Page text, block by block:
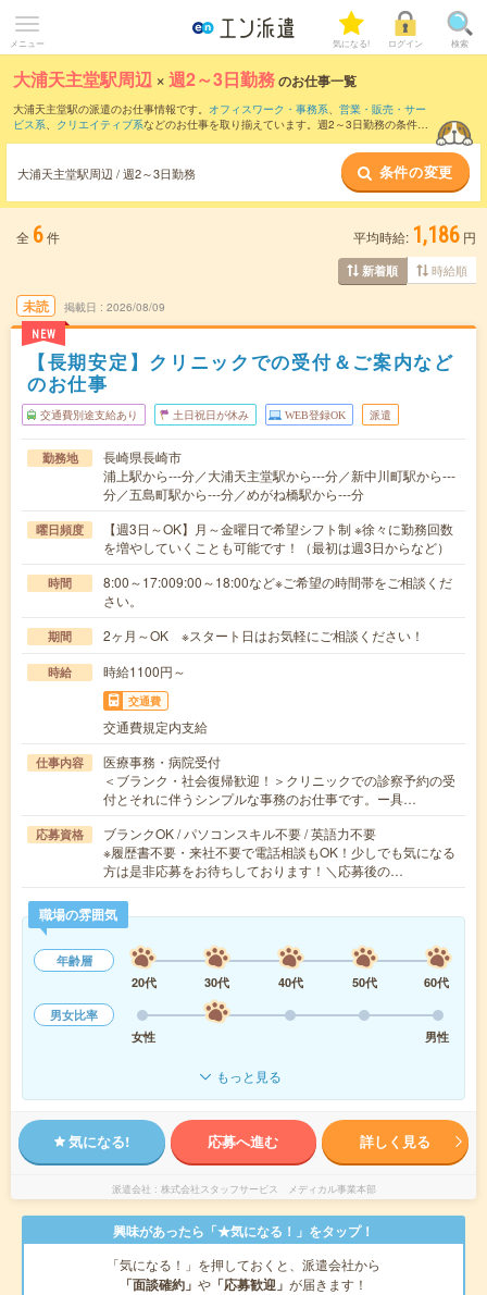
メニュー 気になる! ログイン 検索
大浦天主堂駅周辺 ×週2～3日勤務のお仕事一覧
大浦天主堂駅の派遣のお仕事情報です。 オフィスワーク・事務系、 営業・販売・サー
ビス系、 クリエイティブ系などのお仕事を取り揃えています。週2～3日勤務の条件の
大浦天主堂駅周辺 / 週2～3日勤務 条件の変更
全 6件 平均時給: 1,186 円
新着順 時給順
未読
NEW
掲載日 2026/08/09
【長期安定】クリニックでの受付＆ご案内など
のお仕事
交通費別途支給あり 土日祝日が休み WEB登録OK 派遣
勤務地
長崎県長崎市
浦上駅から---分／大浦天主堂駅から---分／新中川町駅から---
分／五島町駅から---分／めがね橋駅から---分
曜日頻度
【週3日～OK】月～金曜日で希望シフト制 ※徐々に勤務回数
を増やしていくことも可能です！（最初は週3日からなど）
時間
8:00～17:009:00～18:00など※ご希望の時間帯をご相談くだ
さい。
期間 2ヶ月～OK ※スタート日はお気軽にご相談ください！
時給 時給1100円～
交通費
交通費規定内支給
仕事内容
医療事務・病院受付
＜ブランク・社会復帰歓迎！＞クリニックでの診察予約の受
付とそれに伴うシンプルな事務のお仕事です。ー具…
応募資格
ブランクOK / パソコンスキル不要 / 英語力不要
※履歴書不要・来社不要で電話相談もOK！少しでも気になる
方は是非応募をお待ちしております！＼応募後の…
職場の雰囲気
年齢層
20代
30代 40代 50代
60代
男女比率
女性
男性
もっと見る
気になる! 応募へ進む 詳しく見る
派遣会社 株式会社スタッフサービス メディカル事業本部
興味があったら「★気になる！」をタップ！
「気になる！」を押しておくと、派遣会社から
「面談確約」 や 「応募歓迎」 が届きます！